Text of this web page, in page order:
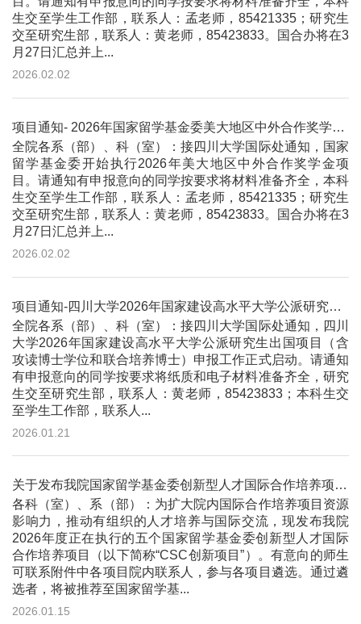
生交至学生工作部，联系人：孟老师，85421335；研究生
交至研究生部，联系人：黄老师，85423833。国合办将在3
月27日汇总并上...
2026.02.02
项目通知- 2026年国家留学基金委美大地区中外合作奖学金项目
全院各系（部）、科（室）：接四川大学国际处通知，国家
留学基金委开始执行2026年美大地区中外合作奖学金项
目。请通知有申报意向的同学按要求将材料准备齐全，本科
生交至学生工作部，联系人：孟老师，85421335；研究生
交至研究生部，联系人：黄老师，85423833。国合办将在3
月27日汇总并上...
2026.02.02
项目通知-四川大学2026年国家建设高水平大学公派研究生出国项目
全院各系（部）、科（室）：接四川大学国际处通知，四川
大学2026年国家建设高水平大学公派研究生出国项目（含
攻读博士学位和联合培养博士）申报工作正式启动。请通知
有申报意向的同学按要求将纸质和电子材料准备齐全，研究
生交至研究生部，联系人：黄老师，85423833；本科生交
至学生工作部，联系人...
2026.01.21
关于发布我院国家留学基金委创新型人才国际合作培养项目信息的通知
各科（室）、系（部）：为扩大院内国际合作培养项目资源
影响力，推动有组织的人才培养与国际交流，现发布我院
2026年度正在执行的五个国家留学基金委创新型人才国际
合作培养项目（以下简称“CSC创新项目”）。有意向的师生
可联系附件中各项目院内联系人，参与各项目遴选。通过遴
选者，将被推荐至国家留学基...
2026.01.15